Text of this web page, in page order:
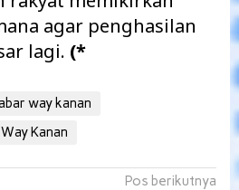
agar penghasilan
lagi. (*
way kanan
Way Kanan
Pos berikutnya